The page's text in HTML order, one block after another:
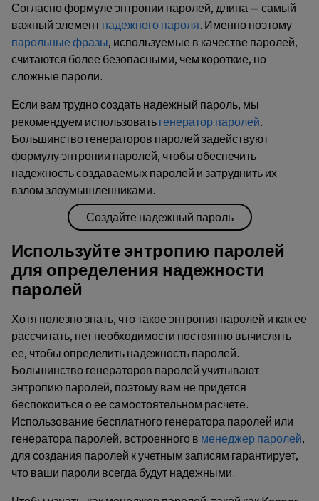
Согласно формуле энтропии паролей, длина — самый
важный элемент надежного пароля. Именно поэтому
парольные фразы, используемые в качестве паролей,
считаются более безопасными, чем короткие, но
сложные пароли.
Если вам трудно создать надежный пароль, мы
рекомендуем использовать генератор паролей.
Большинство генераторов паролей задействуют
формулу энтропии паролей, чтобы обеспечить
надежность создаваемых паролей и затруднить их
взлом злоумышленниками.
Создайте надежный пароль
Используйте энтропию паролей
для определения надежности
паролей
Хотя полезно знать, что такое энтропия паролей и как ее
рассчитать, нет необходимости постоянно вычислять
ее, чтобы определить надежность паролей.
Большинство генераторов паролей учитывают
энтропию паролей, поэтому вам не придется
беспокоиться о ее самостоятельном расчете.
Использование бесплатного генератора паролей или
генератора паролей, встроенного в менеджер паролей,
для создания паролей к учетным записям гарантирует,
что ваши пароли всегда будут надежными.